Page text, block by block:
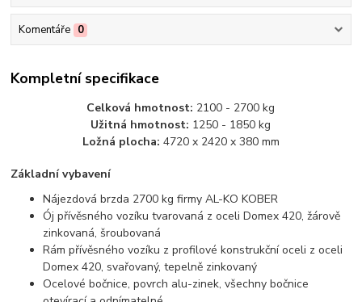
Komentáře 0
Kompletní specifikace
Celková hmotnost: 2100 - 2700 kg
Užitná hmotnost: 1250 - 1850 kg
Ložná plocha: 4720 x 2420 x 380 mm
Základní vybavení
Nájezdová brzda 2700 kg firmy AL-KO KOBER
Ój přívěsného vozíku tvarovaná z oceli Domex 420, žárově
zinkovaná, šroubovaná
Rám přívěsného vozíku z profilové konstrukční oceli z oceli
Domex 420, svařovaný, tepelně zinkovaný
Ocelové bočnice, povrch alu-zinek, všechny bočnice